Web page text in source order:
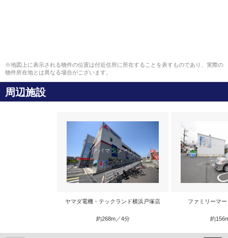
※地図上に表示される物件の位置は付近住所に所在することを表すものであり、実際の
物件所在地とは異なる場合がございます。
周辺施設
ヤマダ電機・テックランド横浜戸塚店
約268m／4分
ファミリーマ
約